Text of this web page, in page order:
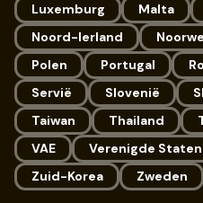
Luxemburg
Malta
Noord-Ierland
Polen
Portugal
Servië
Slovenië
Taiwan
Thailand
VAE
Verenigde Staten
Zuid-Korea
Zweden